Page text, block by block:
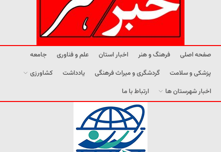
صفحه اصلی فرهنگ و هنر اخبار استان علم و فناوری
جامعه
پزشکی و سلامت
گردشگری و میراث فرهنگی یادداشت
کشاورزی
اخبار شهرستان ها
ارتباط با ما